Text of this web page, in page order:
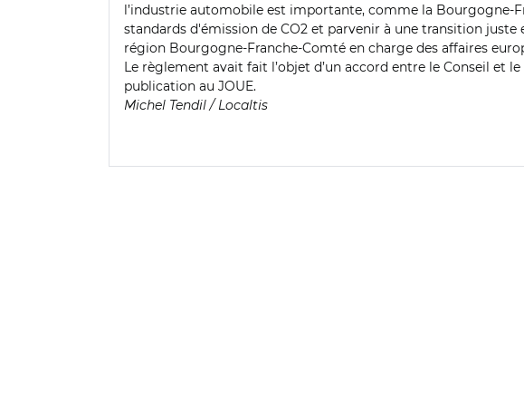
l’industrie automobile est importante, comme la Bourgogne-
standards d'émission de CO2 et parvenir à une transition
région Bourgogne-Franche-Comté en charge des affaires
Le règlement avait fait l’objet d’un accord entre le Conseil et
publication au JOUE.
Michel Tendil / Localtis